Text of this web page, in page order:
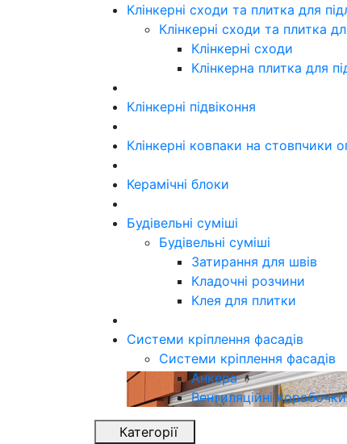
Клінкерні сходи та плитка для
Клінкерні сходи та плитка
Клінкерні сходи
Клінкерна плитка для
Клінкерні підвіконня
Клінкерні ковпаки на стовпчики
Керамічні блоки
Будівельні суміші
Будівельні суміші
Затирання для швів
Кладочні розчини
Клея для плитки
Системи кріплення фасадів
Системи кріплення фасадів
Анкера
Вентиляційні коробочки
Категорії